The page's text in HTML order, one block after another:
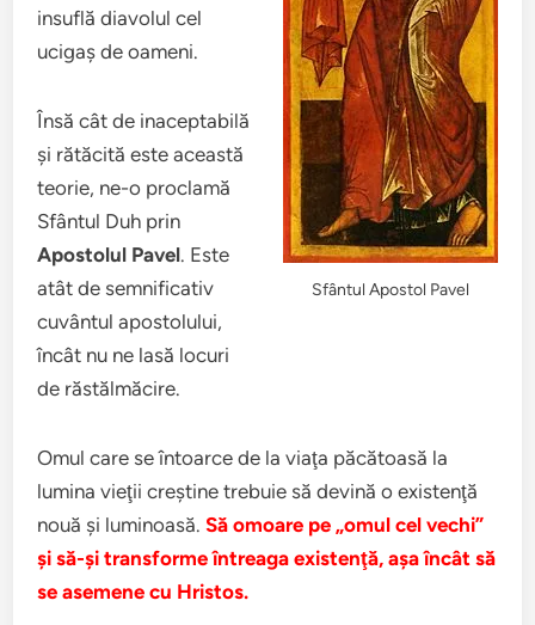
Sfântul Apostol Pavel
insuflă diavolul cel
ucigaş de oameni.
Însă cât de inaceptabilă
şi rătăcită este această
teorie, ne-o proclamă
Sfântul Duh prin
Apostolul Pavel. Este
atât de semnificativ
cuvântul apostolului,
încât nu ne lasă locuri
de răstălmăcire.
Omul care se întoarce de la viaţa păcătoasă la
lumina vieţii creştine trebuie să devină o existenţă
nouă şi luminoasă. Să omoare pe „omul cel vechi”
şi să-şi transforme întreaga existenţă, aşa încât să
se asemene cu Hristos.